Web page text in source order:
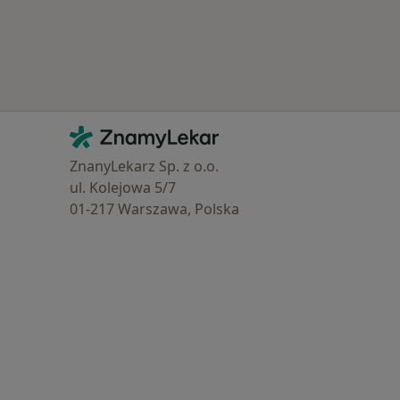
Kontakt
ZnamyLekar - Hlavní stránka
ZnanyLekarz Sp. z o.o.
ul. Kolejowa 5/7
01-217 Warszawa, Polska